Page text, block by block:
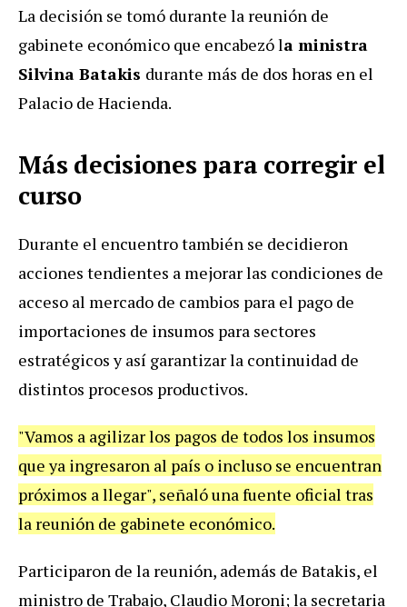
La decisión se tomó durante la reunión de
gabinete económico que encabezó la ministra
Silvina Batakis durante más de dos horas en el
Palacio de Hacienda.
Más decisiones para corregir el
curso
Durante el encuentro también se decidieron
acciones tendientes a mejorar las condiciones de
acceso al mercado de cambios para el pago de
importaciones de insumos para sectores
estratégicos y así garantizar la continuidad de
distintos procesos productivos.
"Vamos a agilizar los pagos de todos los insumos
que ya ingresaron al país o incluso se encuentran
próximos a llegar", señaló una fuente oficial tras
la reunión de gabinete económico.
Participaron de la reunión, además de Batakis, el
ministro de Trabajo, Claudio Moroni; la secretaria